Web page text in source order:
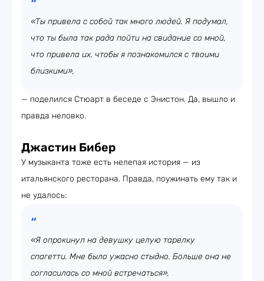
«Ты привела с собой так много людей. Я подумал,
что ты была так рада пойти на свидание со мной,
что привела их, чтобы я познакомился с твоими
близкими»,
— поделился Стюарт в беседе с Энистон. Да, вышло и
правда неловко.
Джастин Бибер
У музыканта тоже есть нелепая история — из
итальянского ресторана. Правда, поужинать ему так и
не удалось:
«Я опрокинул на девушку целую тарелку
спагетти. Мне было ужасно стыдно. Больше она не
согласилась со мной встречаться»,